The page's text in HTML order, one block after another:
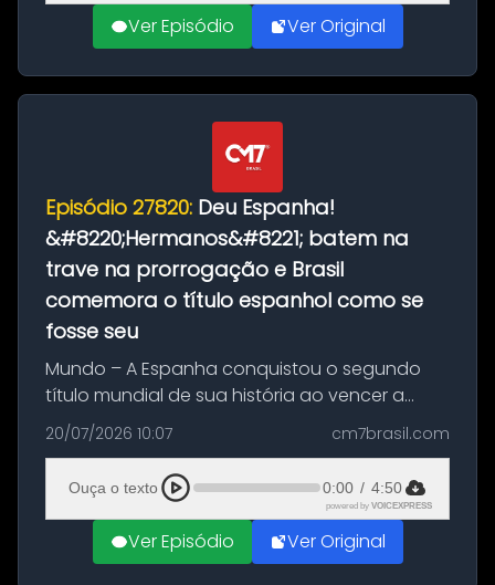
Ver Episódio Ver Original
Episódio 27820: Deu Espanha!
&#8220;Hermanos&#8221; batem na
trave na prorrogação e Brasil
comemora o título espanhol como se
fosse seu
Mundo – A Espanha conquistou o segundo
título mundial de sua história ao vencer a
Argentina por 1 a 0, neste domingo (19), na
decisão da Copa do Mundo de 2026. Depois
de um duelo sem gols durante o te...
20/07/2026 10:07 cm7brasil.com
Ouça o texto 0:00 / 4:50
powered by VOICEXPRESS
Ver Episódio Ver Original